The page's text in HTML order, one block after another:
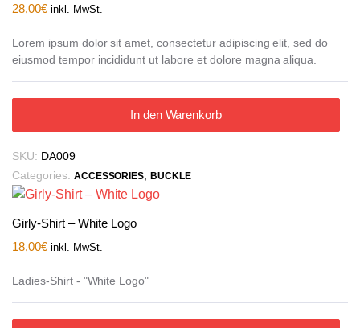
28,00€ inkl. MwSt.
Lorem ipsum dolor sit amet, consectetur adipiscing elit, sed do
eiusmod tempor incididunt ut labore et dolore magna aliqua.
In den Warenkorb
SKU: DA009
Categories: ACCESSORIES,BUCKLE
Girly-Shirt – White Logo
18,00€ inkl. MwSt.
Ladies-Shirt - "White Logo"